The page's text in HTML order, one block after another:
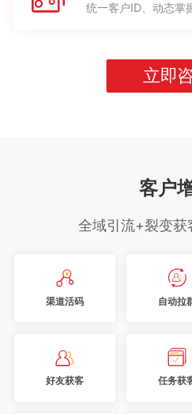
统一客户ID、动态掌
立即
客户
全域引流+裂变获
渠道活码 自动拉
好友获客 任务获